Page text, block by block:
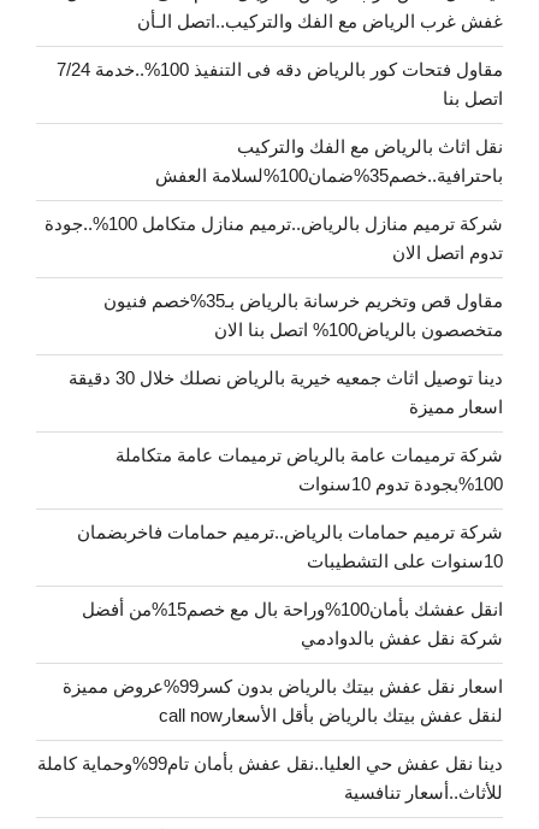
غفش غرب الرياض مع الفك والتركيب..اتصل الـأن
مقاول فتحات كور بالرياض دقه فى التنفيذ 100%..خدمة 7/24
اتصل بنا
نقل اثاث بالرياض مع الفك والتركيب
باحترافية..خصم35%ضمان100%لسلامة العفش
شركة ترميم منازل بالرياض..ترميم منازل متكامل 100%..جودة
تدوم اتصل الان
مقاول قص وتخريم خرسانة بالرياض بـ35%خصم فنيون
متخصصون بالرياض100% اتصل بنا الان
دينا توصيل اثاث جمعيه خيرية بالرياض نصلك خلال 30 دقيقة
اسعار مميزة
شركة ترميمات عامة بالرياض ترميمات عامة متكاملة
100%بجودة تدوم 10سنوات
شركة ترميم حمامات بالرياض..ترميم حمامات فاخربضمان
10سنوات على التشطيبات
انقل عفشك بأمان100%وراحة بال مع خصم15%من أفضل
شركة نقل عفش بالدوادمي
اسعار نقل عفش بيتك بالرياض بدون كسر99%عروض مميزة
لنقل عفش بيتك بالرياض بأقل الأسعارcall now
دينا نقل عفش حي العليا..نقل عفش بأمان تام99%وحماية كاملة
للأثاث..أسعار تنافسية